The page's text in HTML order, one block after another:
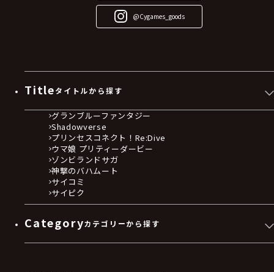
@Cygames_goods
Titleタイトルから探す
グランブルーファンタジー
Shadowverse
プリンセスコネクト！Re:Dive
ウマ娘 プリティーダービー
ゾンビランドサガ
神撃のバハムート
サイコミ
サイピク
Categoryカテゴリーから探す